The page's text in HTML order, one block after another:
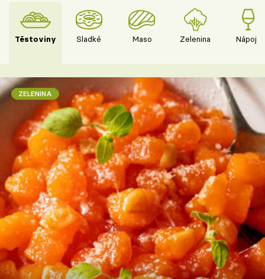
Těstoviny Sladké Maso Zelenina Nápoje
ZELENINA